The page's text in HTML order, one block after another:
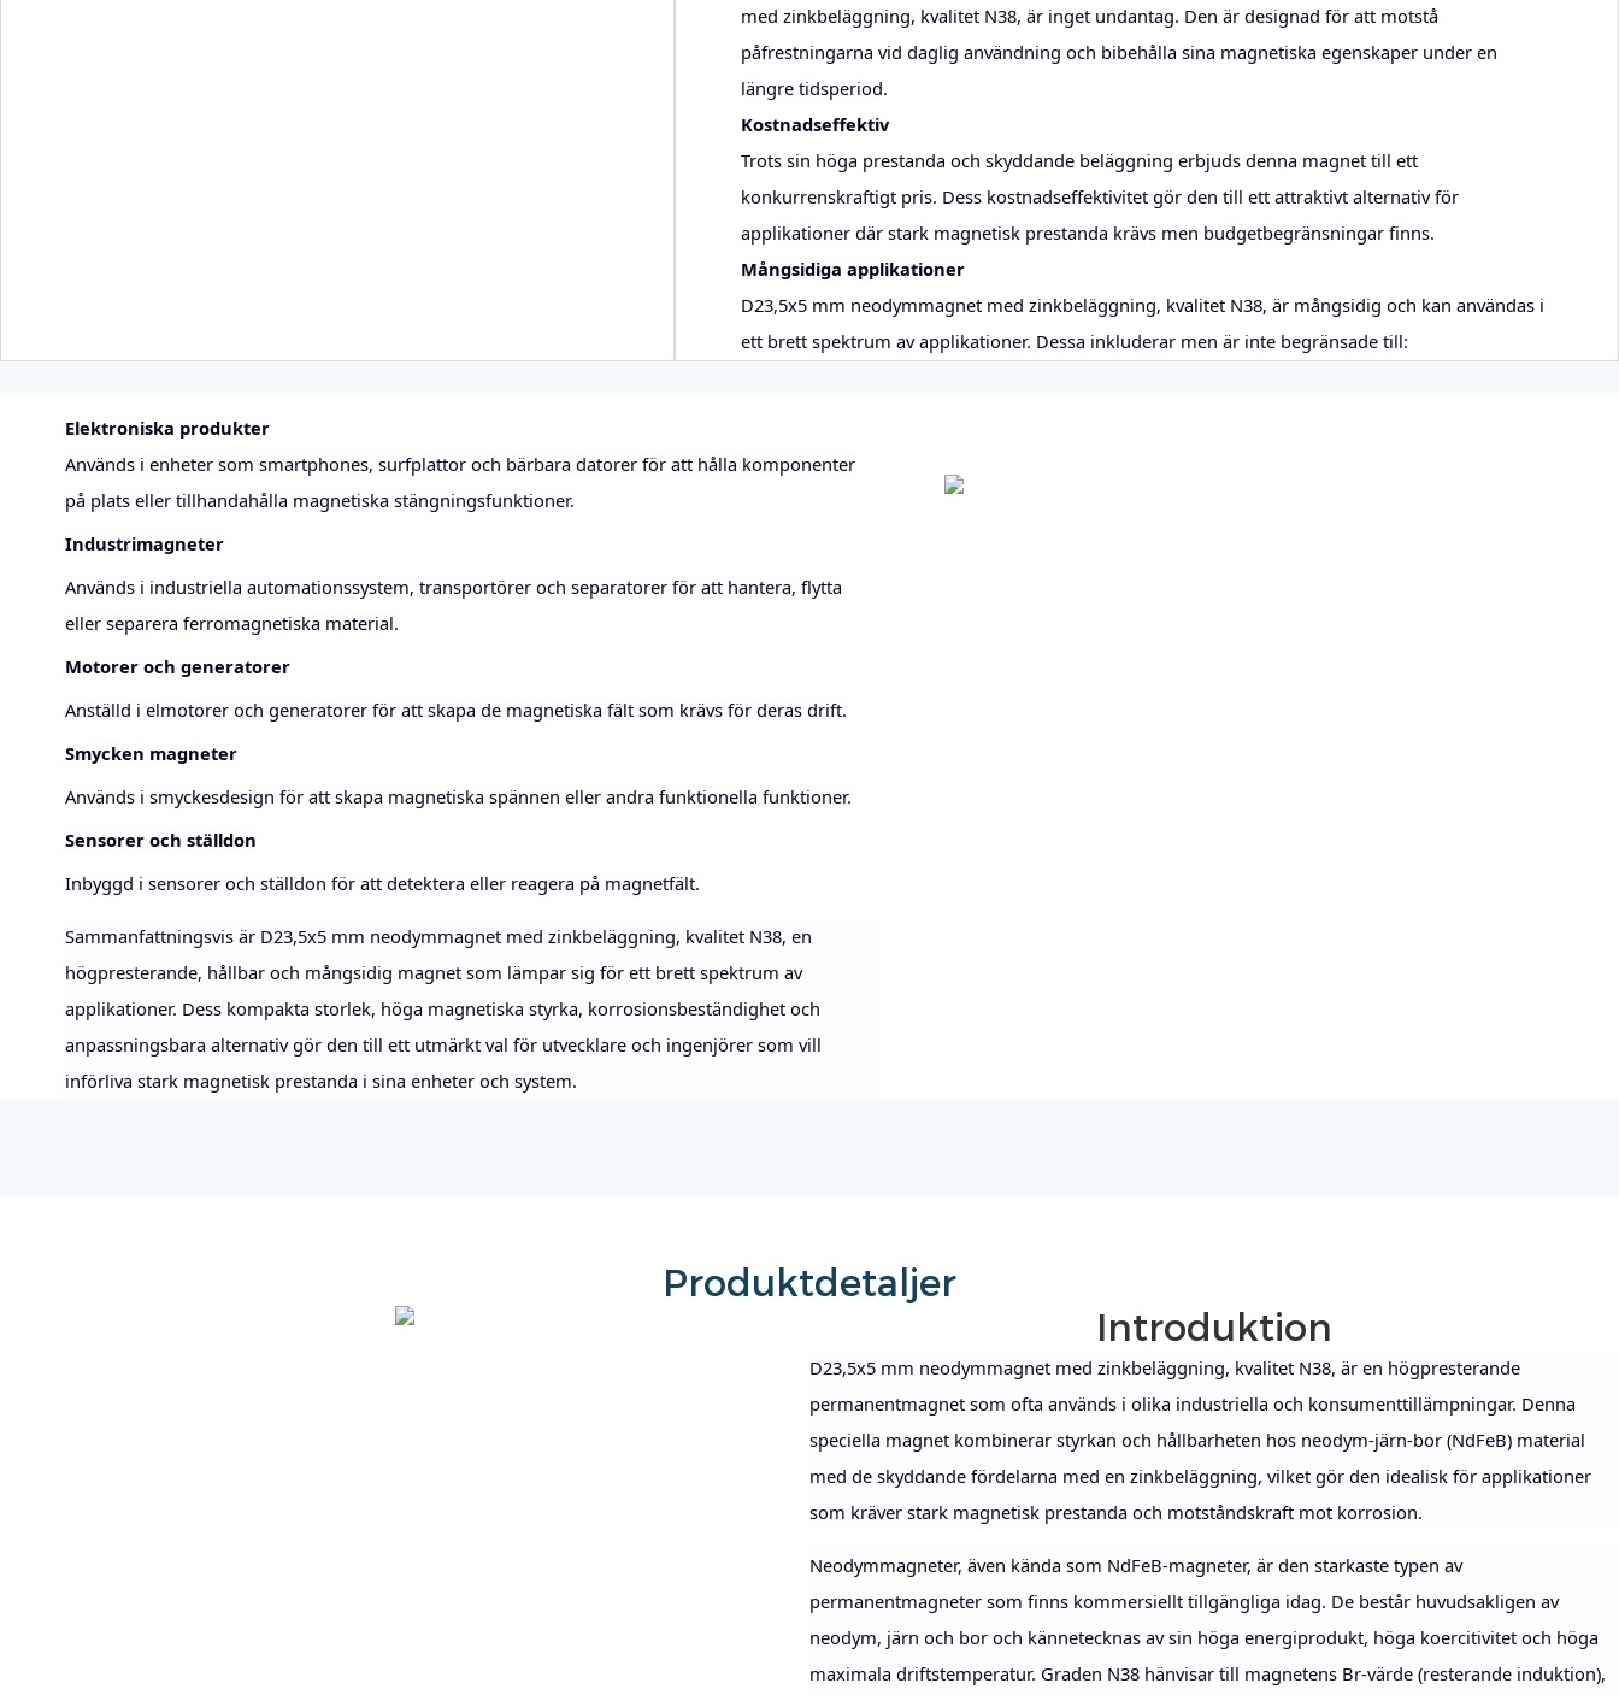
med zinkbeläggning, kvalitet N38, är inget undantag. Den är designad för att motstå
påfrestningarna vid daglig användning och bibehålla sina magnetiska egenskaper under en
längre tidsperiod.
Kostnadseffektiv
Trots sin höga prestanda och skyddande beläggning erbjuds denna magnet till ett
konkurrenskraftigt pris. Dess kostnadseffektivitet gör den till ett attraktivt alternativ för
applikationer där stark magnetisk prestanda krävs men budgetbegränsningar finns.
Mångsidiga applikationer
D23,5x5 mm neodymmagnet med zinkbeläggning, kvalitet N38, är mångsidig och kan användas i
ett brett spektrum av applikationer. Dessa inkluderar men är inte begränsade till:
Elektroniska produkter
Används i enheter som smartphones, surfplattor och bärbara datorer för att hålla komponenter
på plats eller tillhandahålla magnetiska stängningsfunktioner.
Industrimagneter
Används i industriella automationssystem, transportörer och separatorer för att hantera, flytta
eller separera ferromagnetiska material.
Motorer och generatorer
Anställd i elmotorer och generatorer för att skapa de magnetiska fält som krävs för deras drift.
Smycken magneter
Används i smyckesdesign för att skapa magnetiska spännen eller andra funktionella funktioner.
Sensorer och ställdon
Inbyggd i sensorer och ställdon för att detektera eller reagera på magnetfält.
Sammanfattningsvis är D23,5x5 mm neodymmagnet med zinkbeläggning, kvalitet N38, en
högpresterande, hållbar och mångsidig magnet som lämpar sig för ett brett spektrum av
applikationer. Dess kompakta storlek, höga magnetiska styrka, korrosionsbeständighet och
anpassningsbara alternativ gör den till ett utmärkt val för utvecklare och ingenjörer som vill
införliva stark magnetisk prestanda i sina enheter och system.
Produktdetaljer
Introduktion
D23,5x5 mm neodymmagnet med zinkbeläggning, kvalitet N38, är en högpresterande
permanentmagnet som ofta används i olika industriella och konsumenttillämpningar. Denna
speciella magnet kombinerar styrkan och hållbarheten hos neodym-järn-bor (NdFeB) material
med de skyddande fördelarna med en zinkbeläggning, vilket gör den idealisk för applikationer
som kräver stark magnetisk prestanda och motståndskraft mot korrosion.
Neodymmagneter, även kända som NdFeB-magneter, är den starkaste typen av
permanentmagneter som finns kommersiellt tillgängliga idag. De består huvudsakligen av
neodym, järn och bor och kännetecknas av sin höga energiprodukt, höga koercitivitet och höga
maximala driftstemperatur. Graden N38 hänvisar till magnetens Br-värde (resterande induktion),